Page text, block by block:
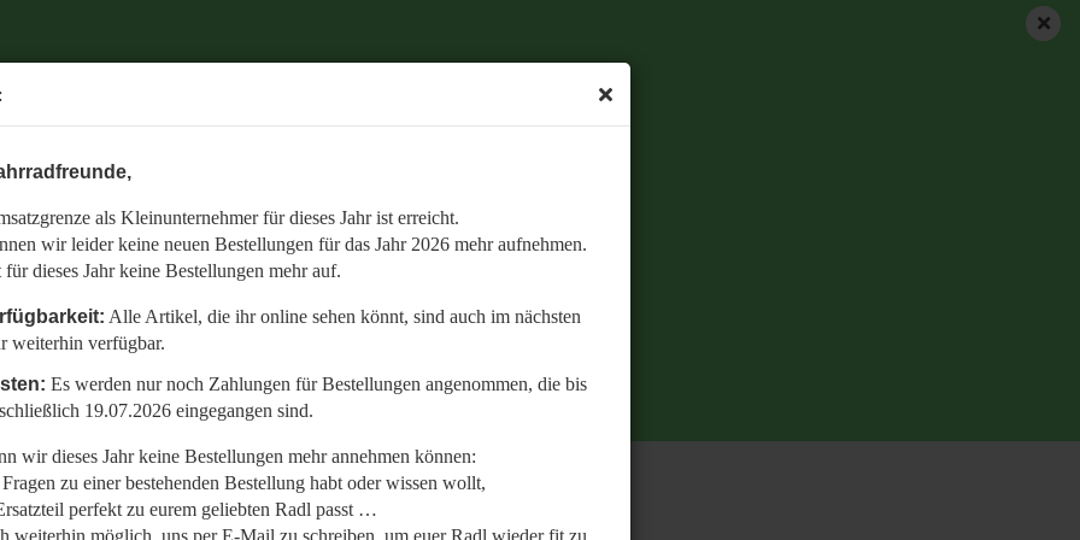
als Kleinunternehmer für dieses Jahr ist erreicht.
wir leider keine neuen Bestellungen für das Jahr 2026 mehr aufnehmen.
dieses Jahr keine Bestellungen mehr auf.
Alle Artikel, die ihr online sehen könnt, sind auch im nächsten
weiterhin verfügbar.
Es werden nur noch Zahlungen für Bestellungen angenommen, die bis
19.07.2026 eingegangen sind.
wir dieses Jahr keine Bestellungen mehr annehmen können:
zu einer bestehenden Bestellung habt oder wissen wollt,
perfekt zu eurem geliebten Radl passt …
weiterhin möglich, uns per E-Mail zu schreiben, um euer Radl wieder fit zu
aufnehmen.
im nächsten Jahr weiterhin verfügbar.
die bis einschließlich 19.07.2026 eingegangen sind.
wieder fit zu bekommen.
auf den gemeinsamen Start in die neue Saison am 01.01.2027!